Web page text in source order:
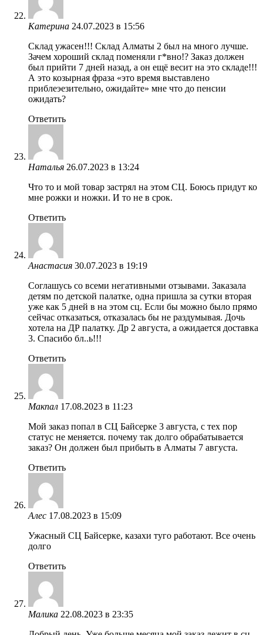
Катерина 24.07.2023 в 15:56
Склад ужасен!!! Склад Алматы 2 был на много лучше.
Зачем хороший склад поменяли г*вно!? Заказ должен
был прийти 7 дней назад, а он ещё весит на это складе!!!
А это козырная фраза «это время выставлено
приблеэезительно, ожидайте» мне что до пенсии
ожидать?
Ответить
Наталья 26.07.2023 в 13:24
Что то и мой товар застрял на этом СЦ. Боюсь придут ко
мне рожки и ножки. И то не в срок.
Ответить
Анастасия 30.07.2023 в 19:19
Соглашусь со всеми негативными отзывами. Заказала
детям по детской палатке, одна пришла за сутки вторая
уже как 5 дней в на этом сц. Если бы можно было прямо
сейчас отказаться, отказалась бы не раздумывая. Дочь
хотела на ДР палатку. Др 2 августа, а ожидается доставка
3. Спасибо бл..ь!!!
Ответить
Макпал 17.08.2023 в 11:23
Мой заказ попал в СЦ Байсерке 3 августа, с тех пор
статус не меняется. почему так долго обрабатывается
заказ? Он должен был прибыть в Алматы 7 августа.
Ответить
Алес 17.08.2023 в 15:09
Ужасный СЦ Байсерке, казахи туго работают. Все очень
долго
Ответить
Малика 22.08.2023 в 23:35